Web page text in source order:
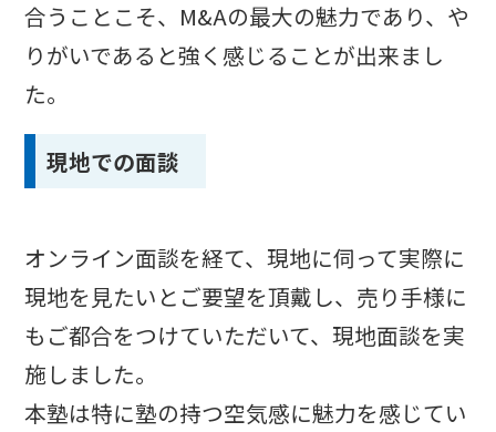
合うことこそ、M&Aの最大の魅力であり、や
りがいであると強く感じることが出来まし
た。
現地での面談
オンライン面談を経て、現地に伺って実際に
現地を見たいとご要望を頂戴し、売り手様に
もご都合をつけていただいて、現地面談を実
施しました。
本塾は特に塾の持つ空気感に魅力を感じてい